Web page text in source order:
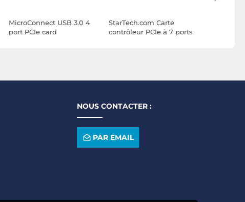
MicroConnect USB 3.0 4
port PCIe card
StarTech.com Carte
contrôleur PCIe à 7 ports
NOUS CONTACTER :
PAR EMAIL